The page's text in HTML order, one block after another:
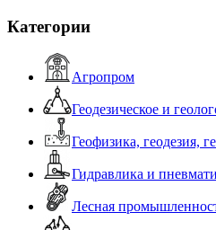
Категории
Агропром
Геодезическое и
Геофизика, геодезия,
Гидравлика и
Лесная